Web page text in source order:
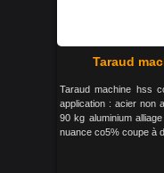
Taraud
Taraud machine hss
application : acier non
90 kg aluminium
nuance co5% coupe à